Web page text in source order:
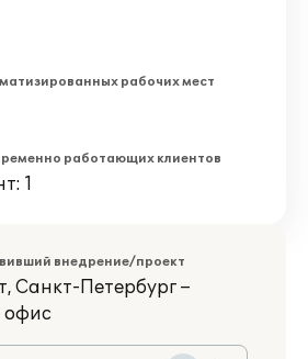
рабочих мест
работающих клиентов
1
внедрение/проект
Санкт-Петербург –
офис